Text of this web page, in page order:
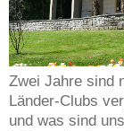
Zwei Jahre sind
Länder-Clubs
und was sind